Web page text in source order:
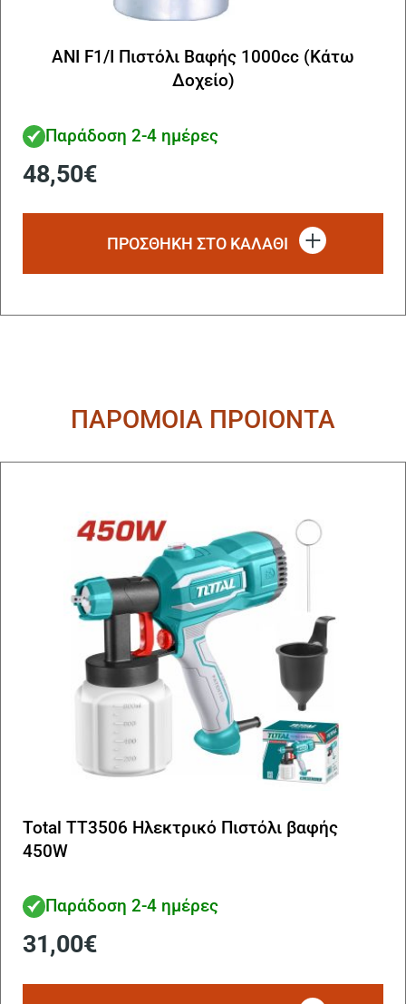
ANI F1/I Πιστόλι Βαφής 1000cc (Κάτω
Δοχείο)
Παράδοση 2-4 ημέρες
48,50€
ΠΡΟΣΘΗΚΗ ΣΤΟ ΚΑΛΑΘΙ
ΠΑΡΟΜΟΙΑ ΠΡΟΙΟΝΤΑ
Total TT3506 Ηλεκτρικό Πιστόλι βαφής
450W
Παράδοση 2-4 ημέρες
31,00€